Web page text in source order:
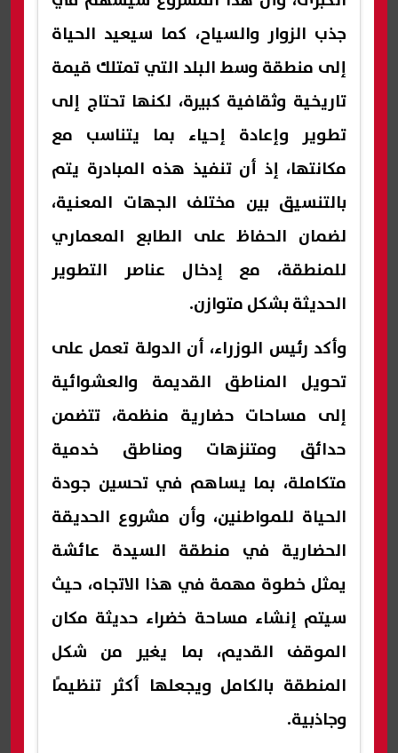
جذب الزوار والسياح، كما سيعيد الحياة
إلى منطقة وسط البلد التي تمتلك قيمة
تاريخية وثقافية كبيرة، لكنها تحتاج إلى
تطوير وإعادة إحياء بما يتناسب مع
مكانتها، إذ أن تنفيذ هذه المبادرة يتم
بالتنسيق بين مختلف الجهات المعنية،
لضمان الحفاظ على الطابع المعماري
للمنطقة، مع إدخال عناصر التطوير
الحديثة بشكل متوازن.
وأكد رئيس الوزراء، أن الدولة تعمل على
تحويل المناطق القديمة والعشوائية
إلى مساحات حضارية منظمة، تتضمن
حدائق ومتنزهات ومناطق خدمية
متكاملة، بما يساهم في تحسين جودة
الحياة للمواطنين، وأن مشروع الحديقة
الحضارية في منطقة السيدة عائشة
يمثل خطوة مهمة في هذا الاتجاه، حيث
سيتم إنشاء مساحة خضراء حديثة مكان
الموقف القديم، بما يغير من شكل
المنطقة بالكامل ويجعلها أكثر تنظيمًا
وجاذبية.